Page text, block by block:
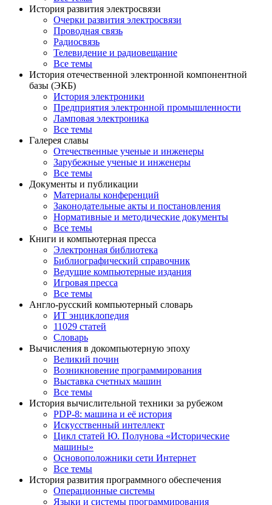
История развития электросвязи
Очерки развития электросвязи
Проводная связь
Радиосвязь
Телевидение и радиовещание
Все темы
История отечественной электронной компонентной
базы (ЭКБ)
История электроники
Предприятия электронной промышленности
Ламповая электроника
Все темы
Галерея славы
Отечественные ученые и инженеры
Зарубежные ученые и инженеры
Все темы
Документы и публикации
Материалы конференций
Законодательные акты и постановления
Нормативные и методические документы
Все темы
Книги и компьютерная пресса
Электронная библиотека
Библиографический справочник
Ведущие компьютерные издания
Игровая пресса
Все темы
Англо-русский компьютерный словарь
ИТ энциклопедия
11029 статей
Словарь
Вычисления в докомпьютерную эпоху
Великий почин
Возникновение программирования
Выставка счетных машин
Все темы
История вычислительной техники за рубежом
PDP-8: машина и её история
Искусственный интеллект
Цикл статей Ю. Полунова «Исторические
машины»
Основоположники сети Интернет
Все темы
История развития программного обеспечения
Операционные системы
Языки и системы программирования